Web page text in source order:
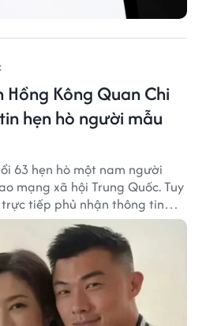
Kông Quan Chi
hẹn hò người mẫu
63 hẹn hò một nam người
mạng xã hội Trung Quốc. Tuy
tiếp phủ nhận thông tin